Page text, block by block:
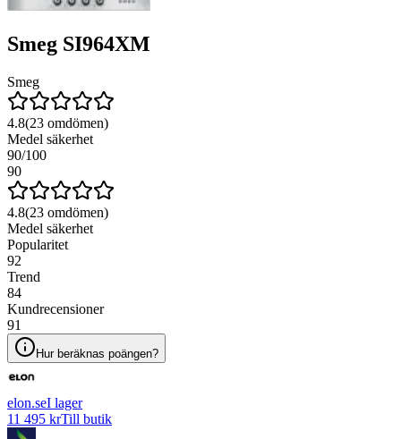
Smeg SI964XM
Smeg
4.8(23 omdömen)
Medel säkerhet
90/100
90
4.8(23 omdömen)
Medel säkerhet
Popularitet
92
Trend
84
Kundrecensioner
91
Hur beräknas poängen?
elon.seI lager
11 495 krTill butik